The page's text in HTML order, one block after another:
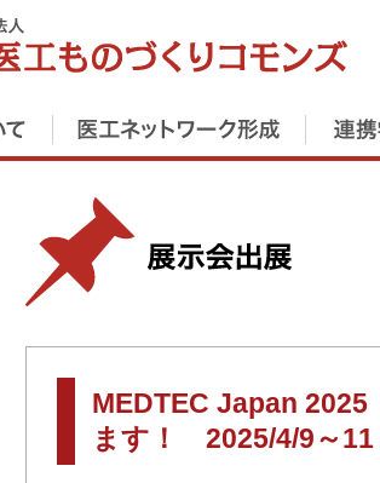
MEDTEC Japan 2025
ます！ 2025/4/9～11